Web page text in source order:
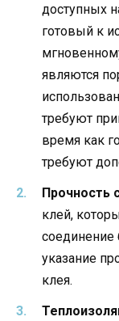
доступных
готовый к
являются
требуют
время как
требуют
Прочность
клей,
соединение
указание
клея.